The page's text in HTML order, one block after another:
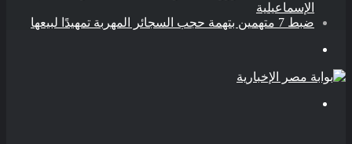
الإسماعيلية
ضبط 7 متهمين بتهمة حجب السجائر المهربة تمهيدًا لبيعها